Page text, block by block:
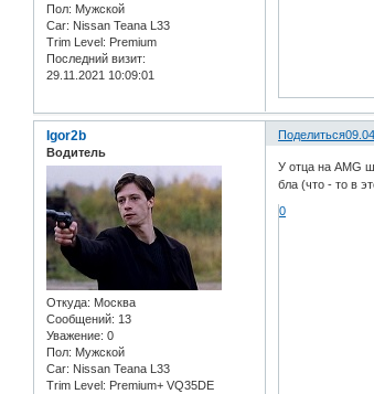
Пол: Мужской
Car: Nissan Teana L33
Trim Level: Premium
Последний визит:
29.11.2021 10:09:01
Поделиться
Igor2b
Водитель
Откуда: Москва
Сообщений: 13
Уважение: 0
Пол: Мужской
Car: Nissan Teana L33
Trim Level: Premium+ VQ35DE
У отца на AMG
бла (что - то в
0